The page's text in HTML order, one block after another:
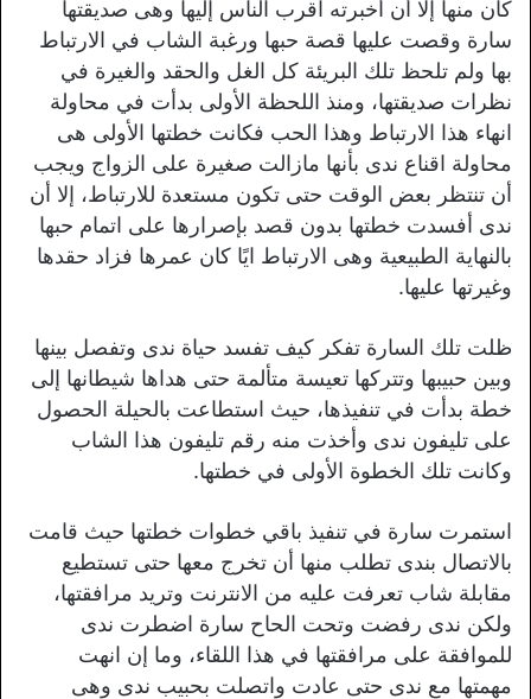
كان منها إلا أن أخبرته اقرب الناس إليها وهى صديقتها
سارة وقصت عليها قصة حبها ورغبة الشاب في الارتباط
بها ولم تلحظ تلك البريئة كل الغل والحقد والغيرة في
نظرات صديقتها، ومنذ اللحظة الأولى بدأت في محاولة
انهاء هذا الارتباط وهذا الحب فكانت خطتها الأولى هى
محاولة اقناع ندى بأنها مازالت صغيرة على الزواج ويجب
أن تنتظر بعض الوقت حتى تكون مستعدة للارتباط، إلا أن
ندى أفسدت خطتها بدون قصد بإصرارها على اتمام حبها
بالنهاية الطبيعية وهى الارتباط ايًا كان عمرها فزاد حقدها
وغيرتها عليها.
ظلت تلك السارة تفكر كيف تفسد حياة ندى وتفصل بينها
وبين حبيبها وتتركها تعيسة متألمة حتى هداها شيطانها إلى
خطة بدأت في تنفيذها، حيث استطاعت بالحيلة الحصول
على تليفون ندى وأخذت منه رقم تليفون هذا الشاب
وكانت تلك الخطوة الأولى في خطتها.
استمرت سارة في تنفيذ باقي خطوات خطتها حيث قامت
بالاتصال بندى تطلب منها أن تخرج معها حتى تستطيع
مقابلة شاب تعرفت عليه من الانترنت وتريد مرافقتها،
ولكن ندى رفضت وتحت الحاح سارة اضطرت ندى
للموافقة على مرافقتها في هذا اللقاء، وما إن انهت
مهمتها مع ندى حتى عادت واتصلت بحبيب ندى وهى